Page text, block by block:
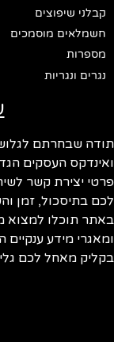
קבלני שיפוצים
חשמלאים מוסמכים
מספרות
נגרים ונגריות
שבחרתם לגלוש
העסקים
יצירת קשר
בתיסכול, זמן
תוכלו למצוא
מידע ענקיים
מאחל לכם